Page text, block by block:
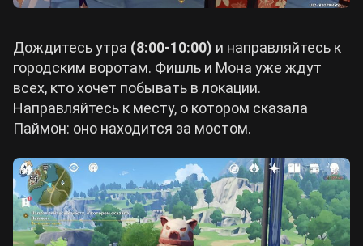
Дождитесь утра (8:00-10:00) и направляйтесь к
городским воротам. Фишль и Мона уже ждут
всех, кто хочет побывать в локации.
Направляйтесь к месту, о котором сказала
Паймон: оно находится за мостом.